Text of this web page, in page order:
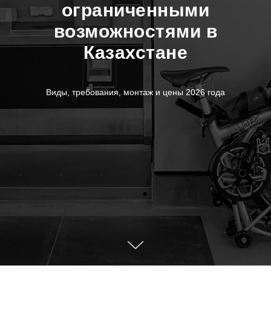
ограниченными
возможностями в
Казахстане
Виды, требования, монтаж и цены 2026 года